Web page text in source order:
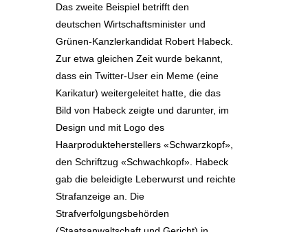
Das zweite Beispiel betrifft den
deutschen Wirtschaftsminister und
Grünen-Kanzlerkandidat Robert Habeck.
Zur etwa gleichen Zeit wurde bekannt,
dass ein Twitter-User ein Meme (eine
Karikatur) weitergeleitet hatte, die das
Bild von Habeck zeigte und darunter, im
Design und mit Logo des
Haarprodukteherstellers «Schwarzkopf»,
den Schriftzug «Schwachkopf». Habeck
gab die beleidigte Leberwurst und reichte
Strafanzeige an. Die
Strafverfolgungsbehörden